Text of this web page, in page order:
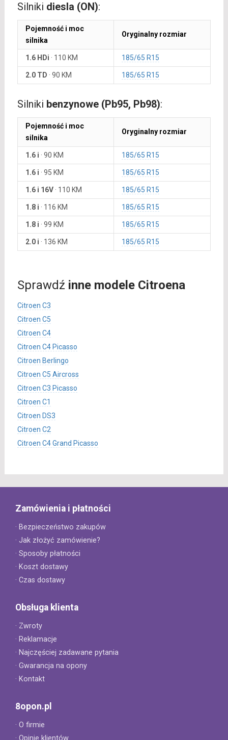
Silniki diesla (ON):
Pojemność i moc
silnika
Oryginalny rozmiar
1.6 HDi · 110 KM 185/65 R15
2.0 TD · 90 KM 185/65 R15
Silniki benzynowe (Pb95, Pb98):
Pojemność i moc
silnika
Oryginalny rozmiar
1.6 i · 90 KM 185/65 R15
1.6 i · 95 KM 185/65 R15
1.6 i 16V· 110 KM 185/65 R15
1.8 i · 116 KM 185/65 R15
1.8 i · 99 KM 185/65 R15
2.0 i · 136 KM 185/65 R15
Sprawdź inne modele Citroena
Citroen C3
Citroen C5
Citroen C4
Citroen C4 Picasso
Citroen Berlingo
Citroen C5 Aircross
Citroen C3 Picasso
Citroen C1
Citroen DS3
Citroen C2
Citroen C4 Grand Picasso
Zamówienia i płatności
· Bezpieczeństwo zakupów
· Jak złożyć zamówienie?
· Sposoby płatności
· Koszt dostawy
· Czas dostawy
Obsługa klienta
· Zwroty
· Reklamacje
· Najczęściej zadawane pytania
· Gwarancja na opony
· Kontakt
8opon.pl
· O firmie
· Opinie klientów